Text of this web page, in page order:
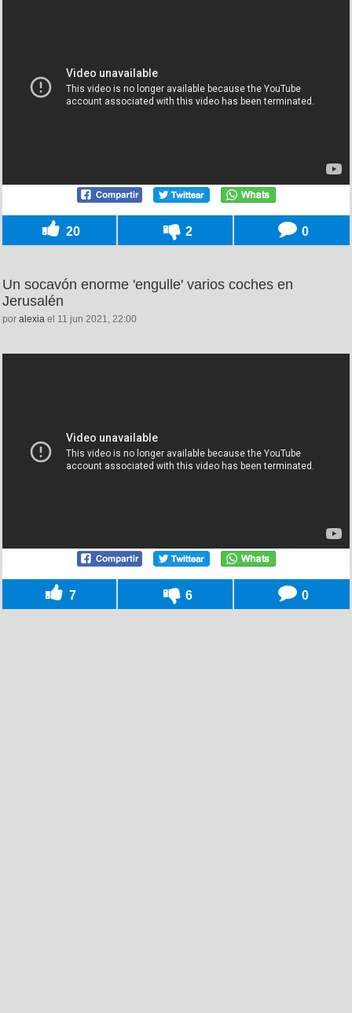
20 2 0
Un socavón enorme 'engulle' varios coches en
Jerusalén
por alexia el 11 jun 2021, 22:00
7 6 0